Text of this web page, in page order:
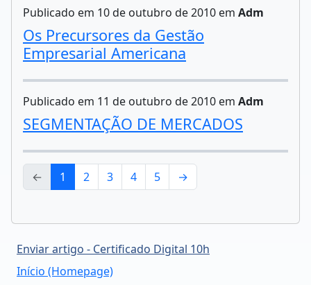
Publicado em 10 de outubro de 2010 em Adm
Os Precursores da Gestão
Empresarial Americana
Publicado em 11 de outubro de 2010 em Adm
SEGMENTAÇÃO DE MERCADOS
← 1 2 3 4 5 →
Enviar artigo - Certificado Digital 10h
Início (Homepage)